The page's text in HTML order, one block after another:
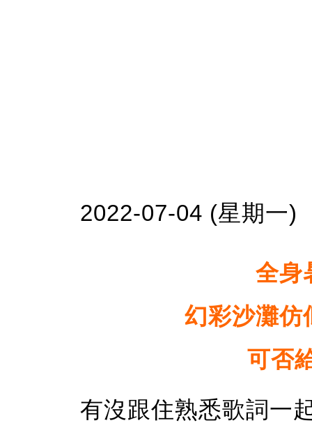
2022-07-04 (星期一)
全身
幻彩沙灘仿
可否
有沒跟住熟悉歌詞一